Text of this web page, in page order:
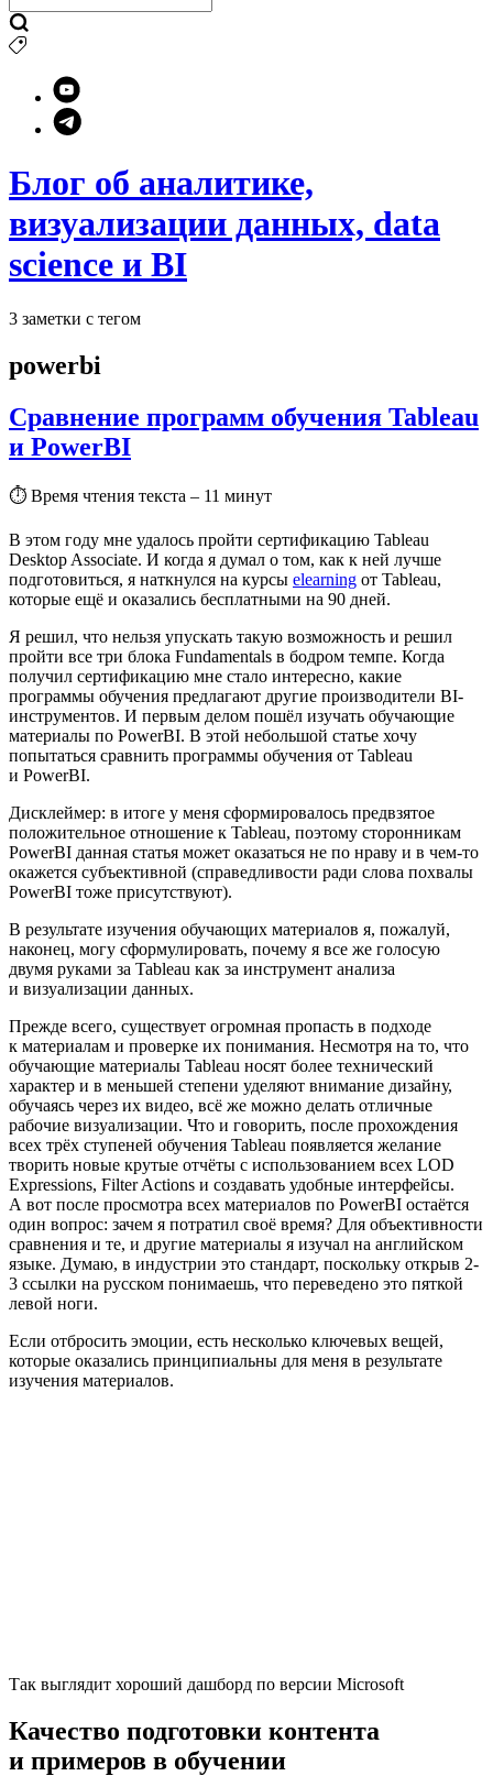
Блог об аналитике,
визуализации данных, data
science и BI
3 заметки с тегом
powerbi
Сравнение программ обучения Tableau
и PowerBI
⏱ Время чтения текста – 11 минут
В этом году мне удалось пройти сертификацию Tableau
Desktop Associate. И когда я думал о том, как к ней лучше
подготовиться, я наткнулся на курсы elearning от Tableau,
которые ещё и оказались бесплатными на 90 дней.
Я решил, что нельзя упускать такую возможность и решил
пройти все три блока Fundamentals в бодром темпе. Когда
получил сертификацию мне стало интересно, какие
программы обучения предлагают другие производители BI-
инструментов. И первым делом пошёл изучать обучающие
материалы по PowerBI. В этой небольшой статье хочу
попытаться сравнить программы обучения от Tableau
и PowerBI.
Дисклеймер: в итоге у меня сформировалось предвзятое
положительное отношение к Tableau, поэтому сторонникам
PowerBI данная статья может оказаться не по нраву и в чем-то
окажется субъективной (справедливости ради слова похвалы
PowerBI тоже присутствуют).
В результате изучения обучающих материалов я, пожалуй,
наконец, могу сформулировать, почему я все же голосую
двумя руками за Tableau как за инструмент анализа
и визуализации данных.
Прежде всего, существует огромная пропасть в подходе
к материалам и проверке их понимания. Несмотря на то, что
обучающие материалы Tableau носят более технический
характер и в меньшей степени уделяют внимание дизайну,
обучаясь через их видео, всё же можно делать отличные
рабочие визуализации. Что и говорить, после прохождения
всех трёх ступеней обучения Tableau появляется желание
творить новые крутые отчёты с использованием всех LOD
Expressions, Filter Actions и создавать удобные интерфейсы.
А вот после просмотра всех материалов по PowerBI остаётся
один вопрос: зачем я потратил своё время? Для объективности
сравнения и те, и другие материалы я изучал на английском
языке. Думаю, в индустрии это стандарт, поскольку открыв 2-
3 ссылки на русском понимаешь, что переведено это пяткой
левой ноги.
Если отбросить эмоции, есть несколько ключевых вещей,
которые оказались принципиальны для меня в результате
изучения материалов.
Так выглядит хороший дашборд по версии Microsoft
Качество подготовки контента
и примеров в обучении